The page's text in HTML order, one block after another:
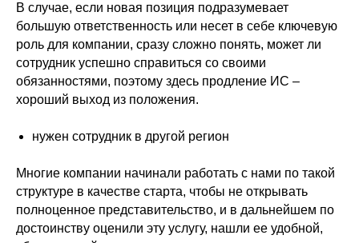
В случае, если новая позиция подразумевает
большую ответственность или несет в себе ключевую
роль для компании, сразу сложно понять, может ли
сотрудник успешно справитьcя со своими
обязанностями, поэтому здесь продление ИС –
хороший выход из положения.
нужен сотрудник в другой регион
Многие компании начинали работать с нами по такой
структуре в качестве старта, чтобы не открывать
полноценное представительство, и в дальнейшем по
достоинству оценили эту услугу, нашли ее удобной,